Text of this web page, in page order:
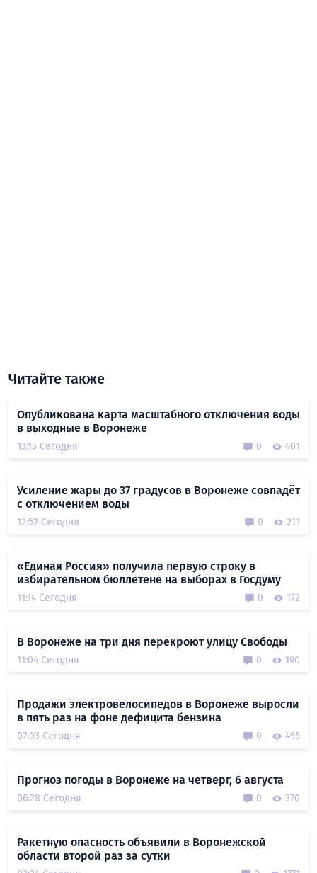
Читайте также
Опубликована карта масштабного отключения воды
в выходные в Воронеже
13:15 Сегодня 0 401
Усиление жары до 37 градусов в Воронеже совпадёт
с отключением воды
12:52 Сегодня 0 211
«Единая Россия» получила первую строку в
избирательном бюллетене на выборах в Госдуму
11:14 Сегодня 0 172
В Воронеже на три дня перекроют улицу Свободы
11:04 Сегодня 0 190
Продажи электровелосипедов в Воронеже выросли
в пять раз на фоне дефицита бензина
07:03 Сегодня 0 495
Прогноз погоды в Воронеже на четверг, 6 августа
06:28 Сегодня 0 370
Ракетную опасность объявили в Воронежской
области второй раз за сутки